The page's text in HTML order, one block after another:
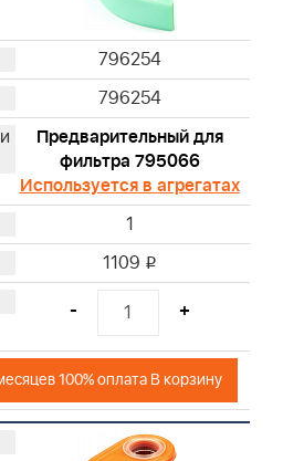
796254
796254
Предварительный для
фильтра 795066
Используется в агрегатах
1
1109 i
- +
100% оплата В корзину